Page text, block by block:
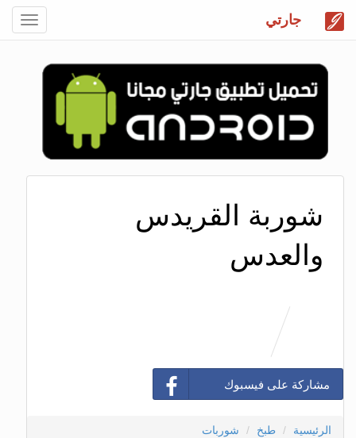
جارتي
شوربة القريدس
والعدس
مشاركة على فيسبوك
الرئيسية طبخ شوربات